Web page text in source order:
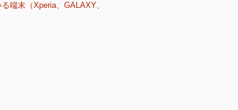
端末（Xperia、GALAXY、